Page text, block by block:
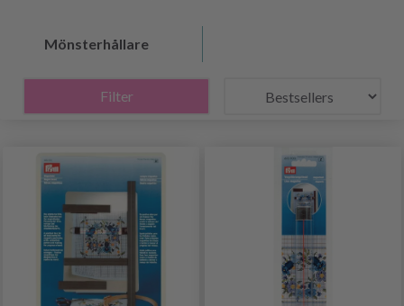
Mönsterhållare
Filter